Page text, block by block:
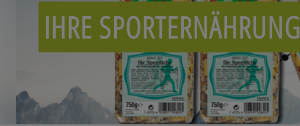
IHRE SPORTERNÄHRUNG